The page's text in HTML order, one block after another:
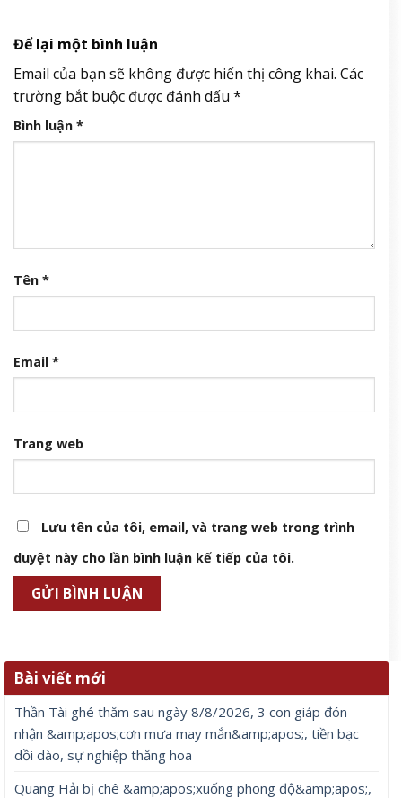
Để lại một bình luận
Email của bạn sẽ không được hiển thị công khai. Các
trường bắt buộc được đánh dấu *
Bình luận *
Tên *
Email *
Trang web
Lưu tên của tôi, email, và trang web trong trình
duyệt này cho lần bình luận kế tiếp của tôi.
Bài viết mới
Thần Tài ghé thăm sau ngày 8/8/2026, 3 con giáp đón
nhận &amp;apos;cơn mưa may mắn&amp;apos;, tiền bạc
dồi dào, sự nghiệp thăng hoa
Quang Hải bị chê &amp;apos;xuống phong độ&amp;apos;,